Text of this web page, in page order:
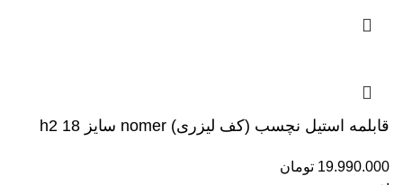
قابلمه استیل نچسب (کف لیزری) nomer سایز 18 h2
19.990.000 تومان